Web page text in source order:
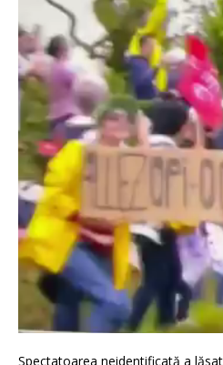
Spectatoarea neidentificată a